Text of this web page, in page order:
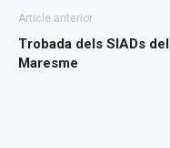
Article anterior
Trobada dels SIADs del
Maresme